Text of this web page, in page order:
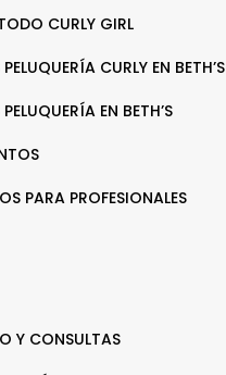
CURLY GIRL
CURLY EN BETH’S
EN BETH’S
PARA PROFESIONALES
Y CONSULTAS